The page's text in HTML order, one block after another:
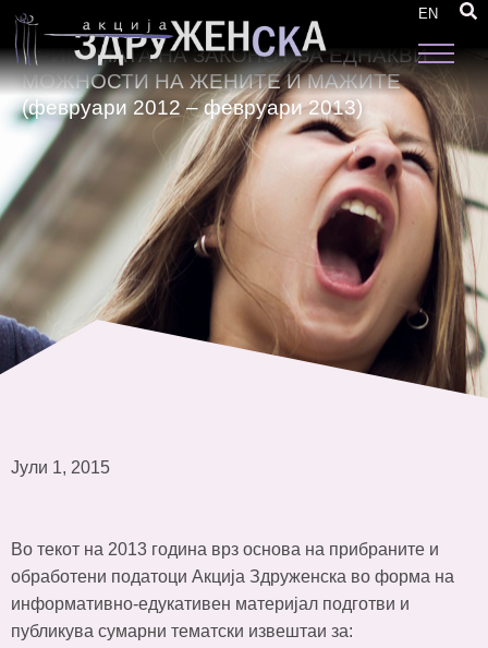
EN
ГОДИНА ПОТОА – МОНИТОРИНГ НА
ПРИМЕНАТА НА ЗАКОНОТ ЗА ЕДНАКВИ
МОЖНОСТИ НА ЖЕНИТЕ И МАЖИТЕ
(февруари 2012 – февруари 2013)
Јули 1, 2015
Во текот на 2013 година врз основа на прибраните и
обработени податоци Акција Здруженска во форма на
информативно-едукативен материјал подготви и
публикува сумарни тематски извештаи за: